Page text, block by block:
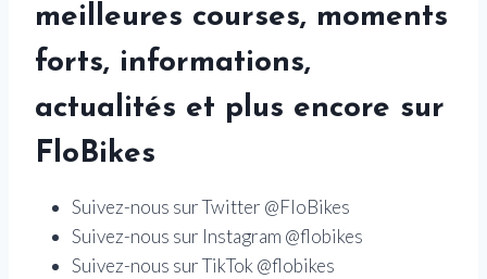
meilleures courses, moments
forts, informations,
actualités et plus encore sur
FloBikes
Suivez-nous sur Twitter @FloBikes
Suivez-nous sur Instagram @flobikes
Suivez-nous sur TikTok @flobikes